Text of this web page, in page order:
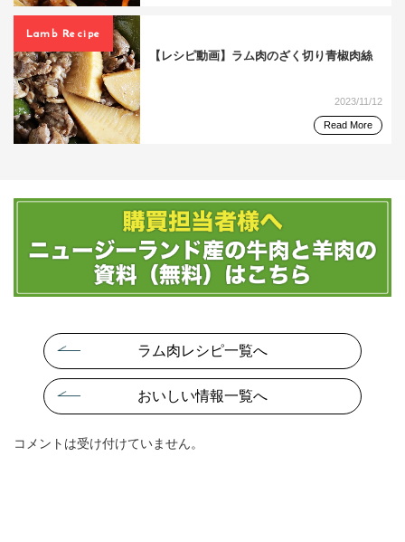
【レシピ動画】ラム肉のざく切り青椒肉絲
Lamb Recipe
2023/11/12
Read More
ラム肉レシピ一覧へ
おいしい情報一覧へ
コメントは受け付けていません。